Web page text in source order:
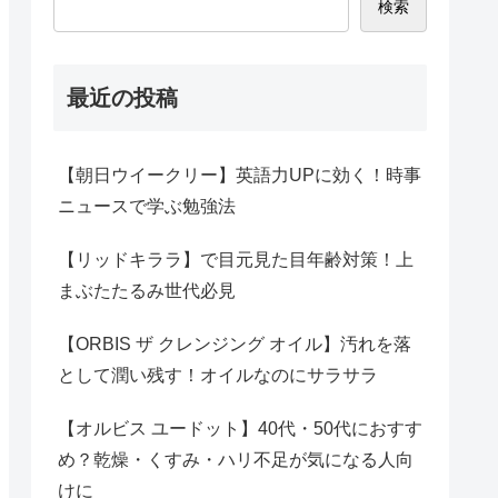
検索
最近の投稿
【朝日ウイークリー】英語力UPに効く！時事
ニュースで学ぶ勉強法
【リッドキララ】で目元見た目年齢対策！上
まぶたたるみ世代必見
【ORBIS ザ クレンジング オイル】汚れを落
として潤い残す！オイルなのにサラサラ
【オルビス ユードット】40代・50代におすす
め？乾燥・くすみ・ハリ不足が気になる人向
けに